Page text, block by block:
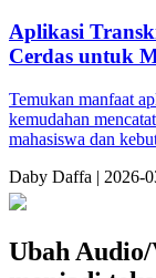
Aplikasi
Cerdas untuk
Temukan manfaat
kemudahan
mahasiswa dan
Daby Daffa | 2026-
Ubah